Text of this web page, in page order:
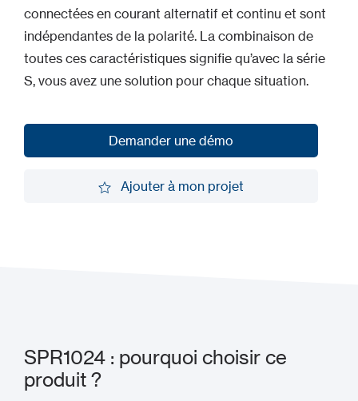
connectées en courant alternatif et continu et sont
indépendantes de la polarité. La combinaison de
toutes ces caractéristiques signifie qu’avec la série
S, vous avez une solution pour chaque situation.
Demander une démo
Ajouter à mon projet
SPR1024 : pourquoi choisir ce
produit ?